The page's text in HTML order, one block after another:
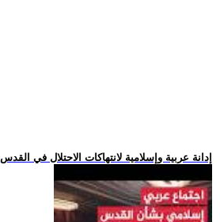
.. إدانة عربية وإسلامية لانتهاكات الاحتلال في القدس